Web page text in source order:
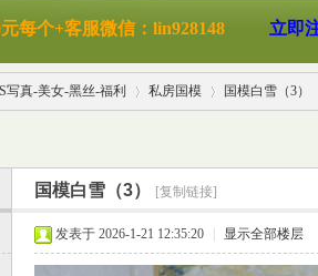
每个+客服微信：lin928148 立即
写真-美女-黑丝-福利
›
私房国模
›
国模白雪（3）
国模白雪（3） [复制链接]
发表于 2026-1-21 12:35:20 显示全部楼层